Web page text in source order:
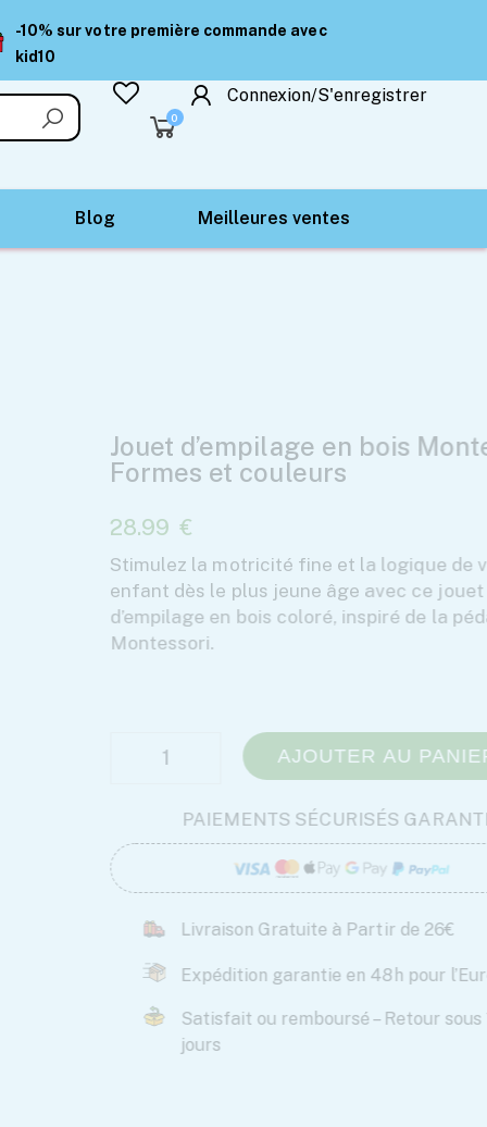
-10% sur votre première commande avec
kid10
0
Connexion/S'enregistrer
Blog Meilleures ventes
Montessori –
logique de votre
avec ce jouet
de la pédagogie
48h pour l’Europe
– Retour sous 14